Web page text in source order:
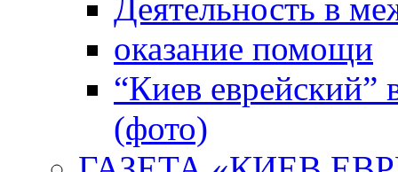
Деятельность в
оказание помощи
“Киев еврейский”
(фото)